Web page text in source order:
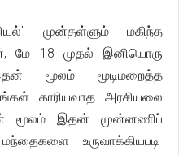
முன்தள்ளும் மகிந்த
மே 18 முதல் இனியொரு
மூலம் மூடிமறைத்த
காரியவாத அரசியலை
மூலம் இதன் முன்னணிப்
உருவாக்கியபடி